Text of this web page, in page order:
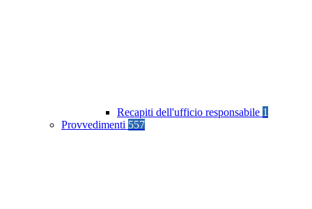
Recapiti dell'ufficio responsabile 1
Provvedimenti 557